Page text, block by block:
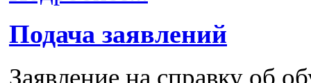
Подача заявлений
Заявление на справку об